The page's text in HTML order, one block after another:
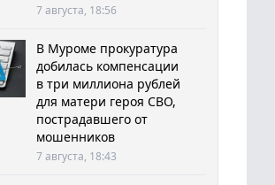
7 августа, 18:56
В Муроме прокуратура
добилась компенсации
в три миллиона рублей
для матери героя СВО,
пострадавшего от
мошенников
7 августа, 18:43